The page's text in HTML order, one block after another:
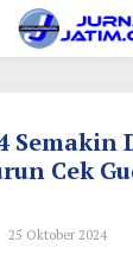
Semakin
Cek
25 Oktober 2024